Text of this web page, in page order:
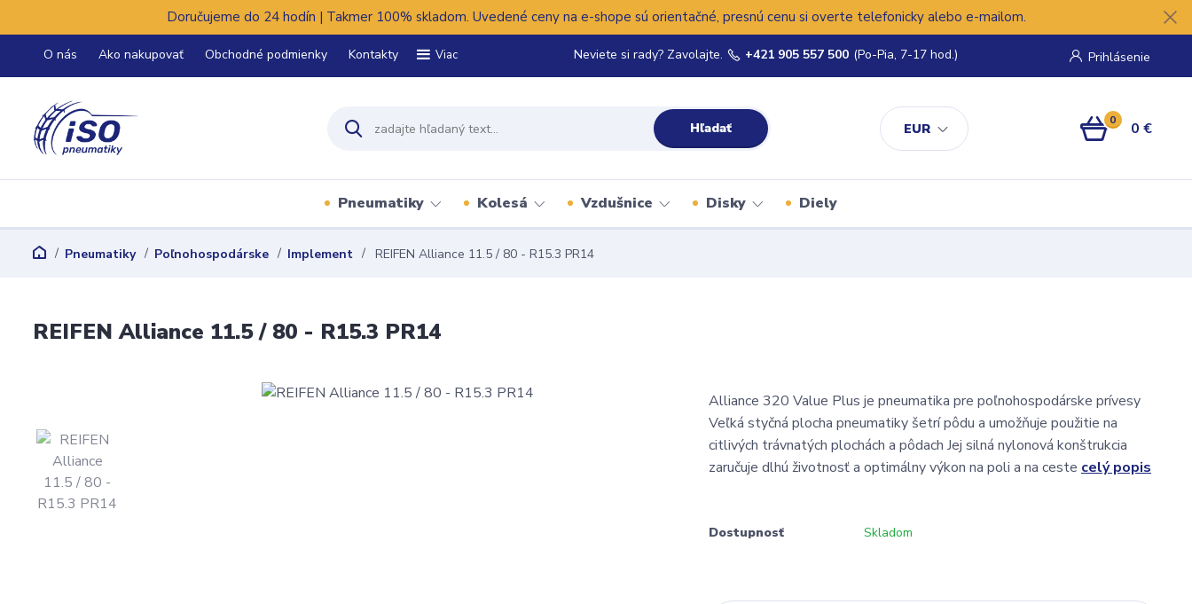
Doručujeme do 24 hodín | Takmer 100% skladom. Uvedené ceny na e-shope sú orientačné, presnú cenu si overte telefonicky alebo e-mailom.
O nás Ako nakupovať Obchodné podmienky Kontakty Viac
EUR
Prihlásenie
Hľadať
Neviete si rady? Zavolajte. +421 905 557 500 (Po-Pia, 7-17 hod.)
0 0 €
Pneumatiky Kolesá Vzdušnice Disky Diely
Pneumatiky Poľnohospodárske Implement REIFEN Alliance 11.5 / 80 - R15.3 PR14
REIFEN Alliance 11.5 / 80 - R15.3 PR14
Alliance 320 Value Plus je pneumatika pre poľnohospodárske prívesy
Veľká styčná plocha pneumatiky šetrí pôdu a umožňuje použitie na
citlivých trávnatých plochách a pôdach Jej silná nylonová konštrukcia
zaručuje dlhú životnosť a optimálny výkon na poli a na ceste celý popis
Dostupnosť Skladom